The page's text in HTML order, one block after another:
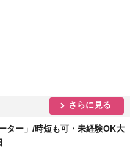
さらに見る
ター」/時短も可・未経験OK大